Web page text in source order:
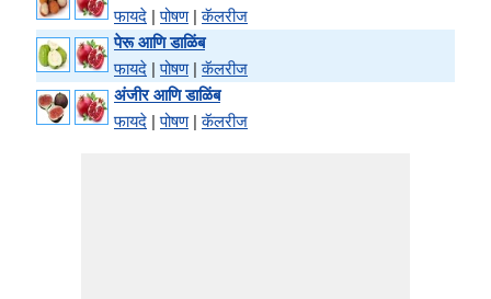
फायदे |पोषण|कॅलरीज
पेरू आणि डाळिंब
फायदे |पोषण|कॅलरीज
अंजीर आणि डाळिंब
फायदे |पोषण|कॅलरीज